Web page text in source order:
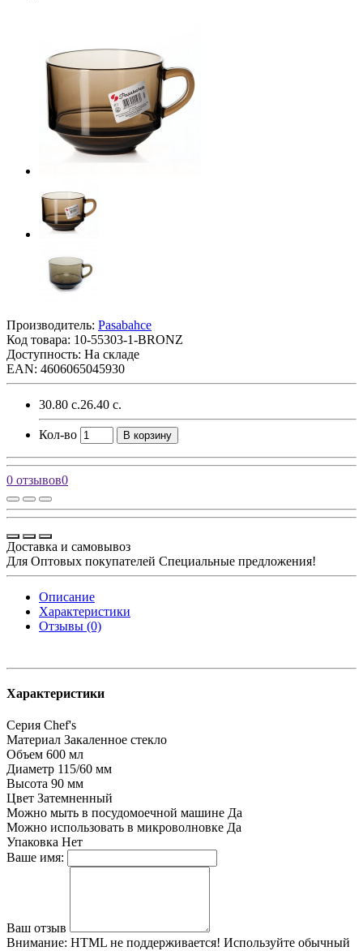
Производитель: Pasabahce
Код товара: 10-55303-1-BRONZ
Доступность: На складе
EAN: 4606065045930
30.80 с.26.40 с.
Кол-во В корзину
0 отзывов0
Доставка и самовывоз
Для Оптовых покупателей Специальные предложения!
Описание
Характеристики
Отзывы (0)
Характеристики
Серия Chef's
Материал Закаленное стекло
Объем 600 мл
Диаметр 115/60 мм
Высота 90 мм
Цвет Затемненный
Можно мыть в посудомоечной машине Да
Можно использовать в микроволновке Да
Упаковка Нет
Ваше имя:
Ваш отзыв
Внимание: HTML не поддерживается! Используйте обычный